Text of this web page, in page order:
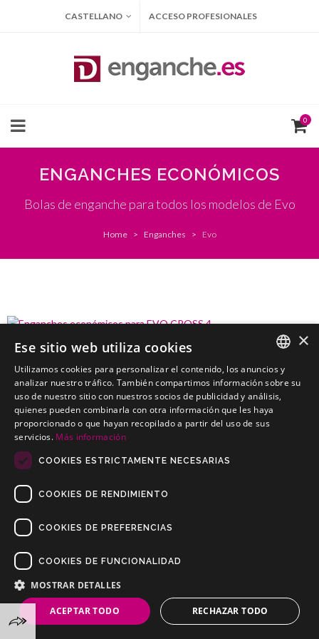
CASTELLANO ACCESO PROFESIONALES
0
ENGANCHES ECONÓMICOS
Bolas de enganche para todos los modelos de Evo
Home Enganches Evo
EVO CROSS 4
Enganches económicos para EVO CROSS 4
Copyrights © 2019 Todos los Derechos Reservados Dilusur, S.L.
Condiciones de Venta /
Política de Privacidad
/Política de Cookies
SPANISH
PORTUGUESE
×
Ese sitio web utiliza cookies
Utilizamos cookies para personalizar el contenido, los anuncios y
analizar nuestro tráfico. También compartimos información sobre su
uso de nuestro sitio con nuestros socios de publicidad y análisis,
quienes pueden combinarla con otra información que les haya
proporcionado o que hayan recopilado a partir del uso de sus
servicios. Más información
COOKIES ESTRICTAMENTE NECESARIAS
COOKIES DE RENDIMIENTO
COOKIES DE PREFERENCIAS
COOKIES DE FUNCIONALIDAD
MOSTRAR DETALLES
ACEPTAR TODO RECHAZAR TODO